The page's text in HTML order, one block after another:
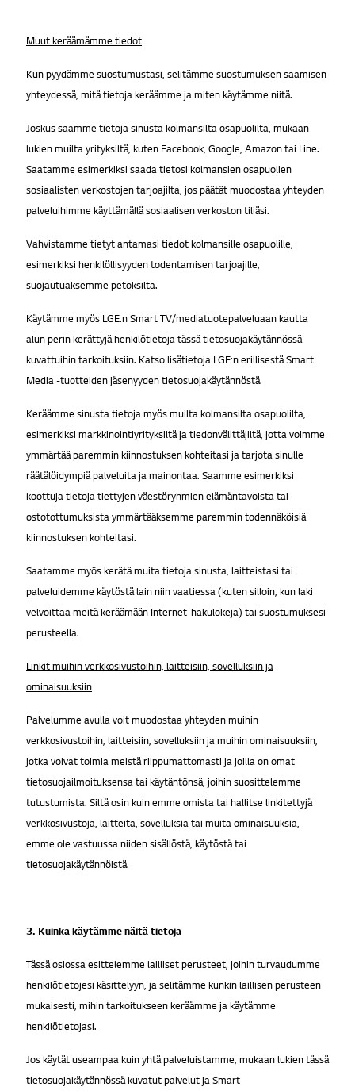
Muut keräämämme tiedot
Kun pyydämme suostumustasi, selitämme suostumuksen saamisen
yhteydessä, mitä tietoja keräämme ja miten käytämme niitä.
Joskus saamme tietoja sinusta kolmansilta osapuolilta, mukaan
lukien muilta yrityksiltä, kuten Facebook, Google, Amazon tai Line.
Saatamme esimerkiksi saada tietosi kolmansien osapuolien
sosiaalisten verkostojen tarjoajilta, jos päätät muodostaa yhteyden
palveluihimme käyttämällä sosiaalisen verkoston tiliäsi.
Vahvistamme tietyt antamasi tiedot kolmansille osapuolille,
esimerkiksi henkilöllisyyden todentamisen tarjoajille,
suojautuaksemme petoksilta.
Käytämme myös LGE:n Smart TV/mediatuotepalveluaan kautta
alun perin kerättyjä henkilötietoja tässä tietosuojakäytännössä
kuvattuihin tarkoituksiin. Katso lisätietoja LGE:n erillisestä Smart
Media -tuotteiden jäsenyyden tietosuojakäytännöstä.
Keräämme sinusta tietoja myös muilta kolmansilta osapuolilta,
esimerkiksi markkinointiyrityksiltä ja tiedonvälittäjiltä, jotta voimme
ymmärtää paremmin kiinnostuksen kohteitasi ja tarjota sinulle
räätälöidympiä palveluita ja mainontaa. Saamme esimerkiksi
koottuja tietoja tiettyjen väestöryhmien elämäntavoista tai
ostotottumuksista ymmärtääksemme paremmin todennäköisiä
kiinnostuksen kohteitasi.
Saatamme myös kerätä muita tietoja sinusta, laitteistasi tai
palveluidemme käytöstä lain niin vaatiessa (kuten silloin, kun laki
velvoittaa meitä keräämään Internet-hakulokeja) tai suostumuksesi
perusteella.
Linkit muihin verkkosivustoihin, laitteisiin, sovelluksiin ja
ominaisuuksiin
Palvelumme avulla voit muodostaa yhteyden muihin
verkkosivustoihin, laitteisiin, sovelluksiin ja muihin ominaisuuksiin,
jotka voivat toimia meistä riippumattomasti ja joilla on omat
tietosuojailmoituksensa tai käytäntönsä, joihin suosittelemme
tutustumista. Siltä osin kuin emme omista tai hallitse linkitettyjä
verkkosivustoja, laitteita, sovelluksia tai muita ominaisuuksia,
emme ole vastuussa niiden sisällöstä, käytöstä tai
tietosuojakäytännöistä.
3. Kuinka käytämme näitä tietoja
Tässä osiossa esittelemme lailliset perusteet, joihin turvaudumme
henkilötietojesi käsittelyyn, ja selitämme kunkin laillisen perusteen
mukaisesti, mihin tarkoitukseen keräämme ja käytämme
henkilötietojasi.
Jos käytät useampaa kuin yhtä palveluistamme, mukaan lukien tässä
tietosuojakäytännössä kuvatut palvelut ja Smart